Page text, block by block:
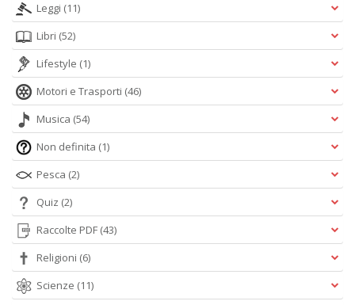
Leggi (11)
Libri (52)
Lifestyle (1)
Motori e Trasporti (46)
Musica (54)
Non definita (1)
Pesca (2)
Quiz (2)
Raccolte PDF (43)
Religioni (6)
Scienze (11)